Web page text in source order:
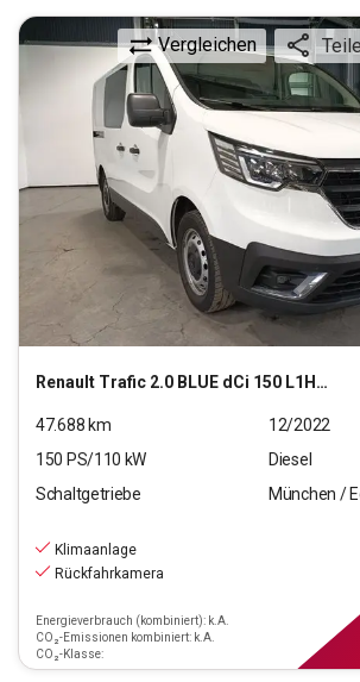
Renault Trafic 2.0 BLUE dCi 150 L1H1 3,0t Komfort
Vergleichen
47.688 km
12/2022
150 PS/110 kW
Diesel
Schaltgetriebe
München /
Klimaanlage
Rückfahrkamera
Energieverbrauch (kombiniert): k.A.
CO₂-Emissionen kombiniert: k.A.
CO₂-Klasse: